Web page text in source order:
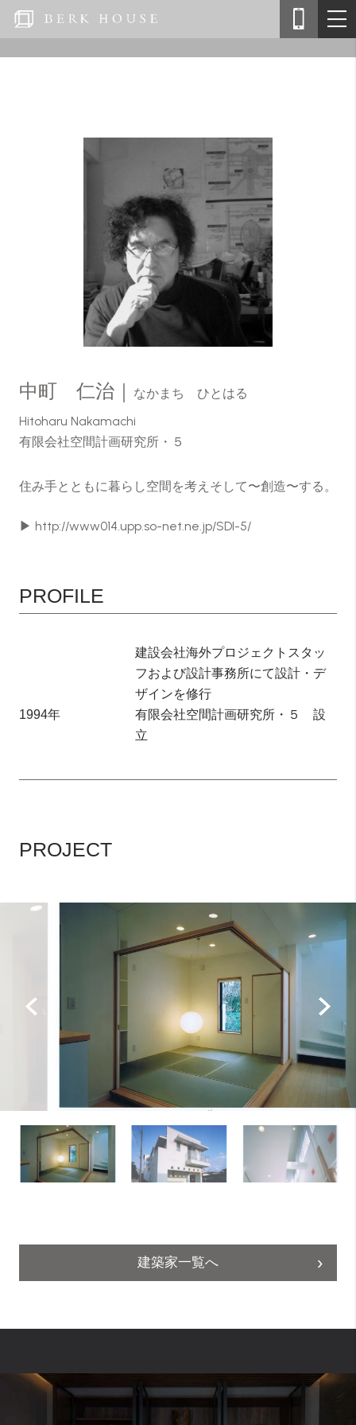
中町 仁治｜ なかまち ひとはる
Hitoharu Nakamachi
有限会社空間計画研究所・５
住み手とともに暮らし空間を考えそして〜創造〜する。
▶ http://www014.upp.so-net.ne.jp/SDI-5/
PROFILE
建設会社海外プロジェクトスタッ
フおよび設計事務所にて設計・デ
ザインを修行
1994年
有限会社空間計画研究所・５ 設
立
PROJECT
建築家一覧へ